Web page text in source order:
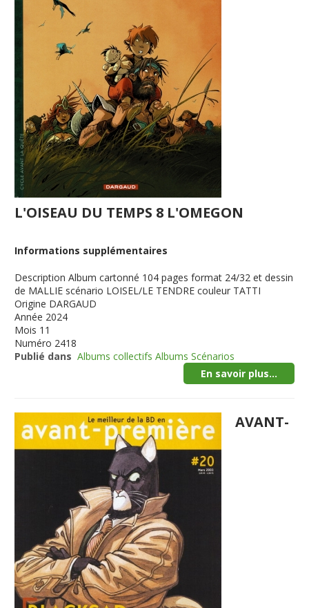
L'OISEAU DU TEMPS 8 L'OMEGON
Informations supplémentaires
Description Album cartonné 104 pages format 24/32 et dessin
de MALLIE scénario LOISEL/LE TENDRE couleur TATTI
Origine DARGAUD
Année 2024
Mois 11
Numéro 2418
Publié dans Albums collectifs Albums Scénarios
En savoir plus...
AVANT-